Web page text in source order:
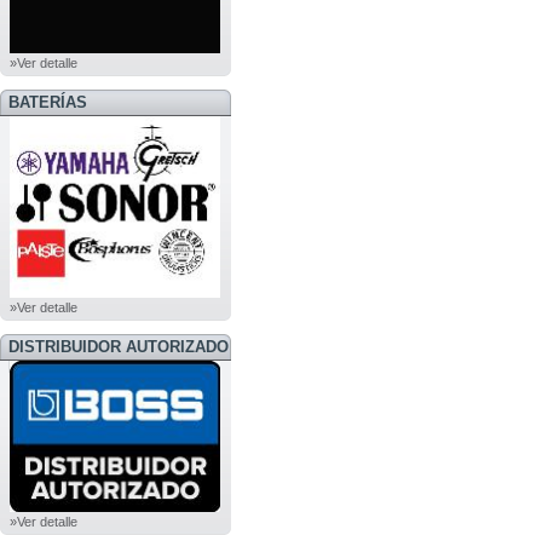
»Ver detalle
BATERÍAS
»Ver detalle
DISTRIBUIDOR AUTORIZADO
BOSS
»Ver detalle